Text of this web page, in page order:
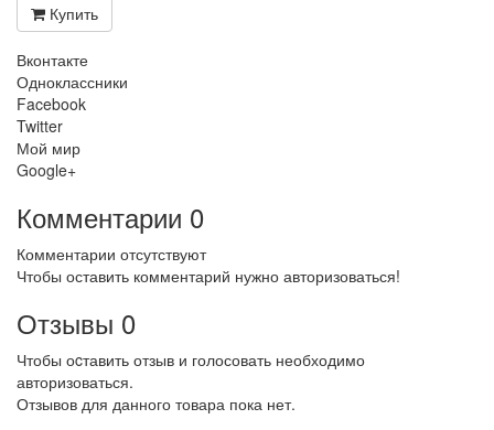
Купить
Вконтакте
Одноклассники
Facebook
Twitter
Мой мир
Google+
Комментарии 0
Комментарии отсутствуют
Чтобы оставить комментарий нужно авторизоваться!
Отзывы 0
Чтобы оcтавить отзыв и голосовать необходимо
авторизоваться.
Отзывов для данного товара пока нет.